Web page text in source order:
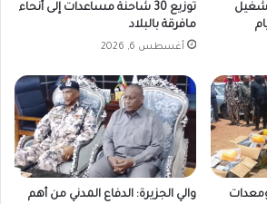
توزيع 30 شاحنة مساعدات إلى أنحاء
مافرقة بالبلاد
أغسطس 6, 2026
والي الجزيرة: الدفاع المدني من أهم